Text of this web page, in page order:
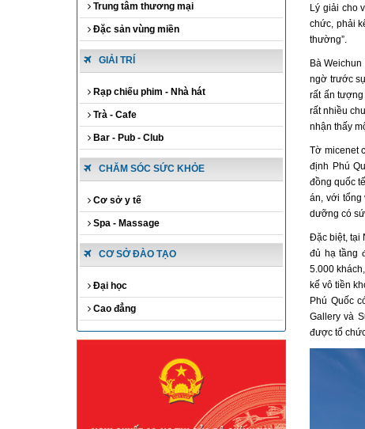
Trung tâm thương mại
Đặc sản vùng miền
GIẢI TRÍ
Rạp chiếu phim - Nhà hát
Trà - Cafe
Bar - Pub - Club
CHĂM SÓC SỨC KHỎE
Cơ sở y tế
Spa - Massage
CƠ SỞ ĐÀO TẠO
Đại học
Cao đẳng
Lý giải cho
chức, phải
thường”.
Bà
ngờ trước
rất ấn
rất nhiều
nhận thấy
Tờ micenet
định Phú
đồng quốc
án, với tổng
dưỡng có
Đặc biệt, tại
đủ hạ tầng
5.000
kế vô tiền
Phú Quốc
Gallery và
được tổ